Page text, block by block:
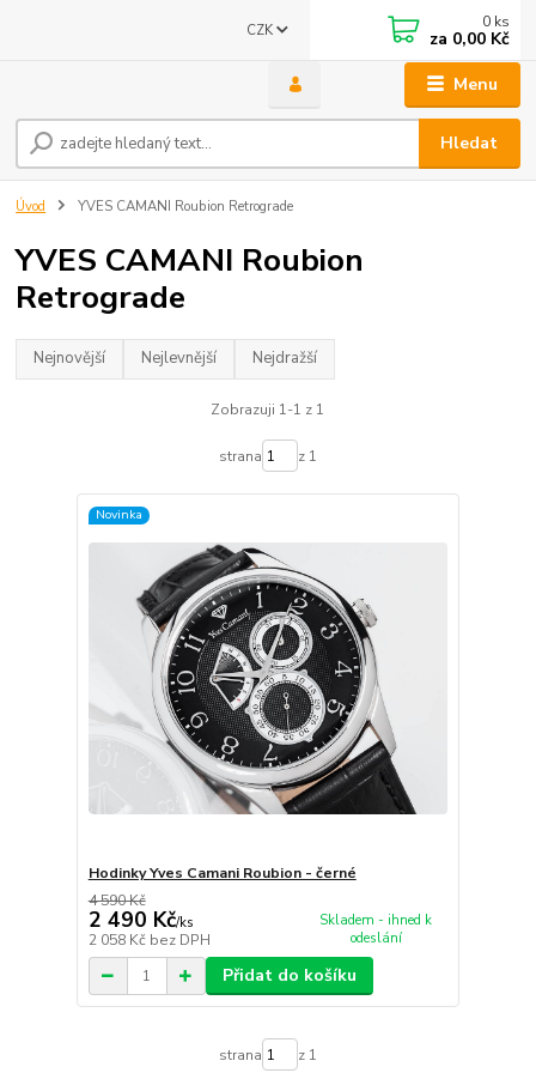
Menu
CZK
Hledat
0 ks
za 0,00 Kč
Úvod YVES CAMANI Roubion Retrograde
YVES CAMANI Roubion
Retrograde
Nejnovější Nejlevnější Nejdražší
Zobrazuji 1-1 z 1
strana z 1
Novinka
Hodinky Yves Camani Roubion - černé
4 590 Kč
2 490 Kč/ks
2 058 Kč bez DPH
Skladem - ihned k
odeslání
Přidat do košíku
strana z 1